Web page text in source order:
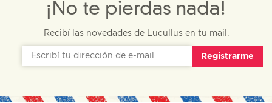
¡No te pierdas nada!
Recibí las novedades de Lucullus en tu mail.
Registrarme